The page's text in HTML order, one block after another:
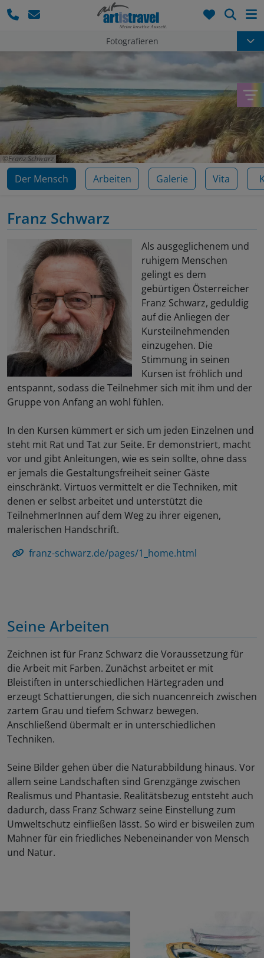
Fotografieren
Franz Schwarz
Der Mensch Arbeiten Galerie Vita
Franz Schwarz
Als ausgeglichenem und
ruhigem Menschen
gelingt es dem
gebürtigen Österreicher
Franz Schwarz, geduldig
auf die Anliegen der
Kursteilnehmenden
einzugehen. Die
Stimmung in seinen
Kursen ist fröhlich und
entspannt, sodass die Teilnehmer sich mit ihm und der
Gruppe von Anfang an wohl fühlen.
In den Kursen kümmert er sich um jeden Einzelnen und
steht mit Rat und Tat zur Seite. Er demonstriert, macht
vor und gibt Anleitungen, wie es sein sollte, ohne dass
er jemals die Gestaltungsfreiheit seiner Gäste
einschränkt. Virtuos vermittelt er die Techniken, mit
denen er selbst arbeitet und unterstützt die
TeilnehmerInnen auf dem Weg zu ihrer eigenen,
malerischen Handschrift.
franz-schwarz.de/pages/1_home.html
Seine Arbeiten
Zeichnen ist für Franz Schwarz die Voraussetzung für
die Arbeit mit Farben. Zunächst arbeitet er mit
Bleistiften in unterschiedlichen Härtegraden und
erzeugt Schattierungen, die sich nuancenreich zwischen
zartem Grau und tiefem Schwarz bewegen.
Anschließend übermalt er in unterschiedlichen
Techniken.
Seine Bilder gehen über die Naturabbildung hinaus. Vor
allem seine Landschaften sind Grenzgänge zwischen
Realismus und Phantasie. Realitätsbezug entsteht auch
dadurch, dass Franz Schwarz seine Einstellung zum
Umweltschutz einfließen lässt. So wird er bisweilen zum
Mahner für ein friedliches Nebeneinander von Mensch
und Natur.